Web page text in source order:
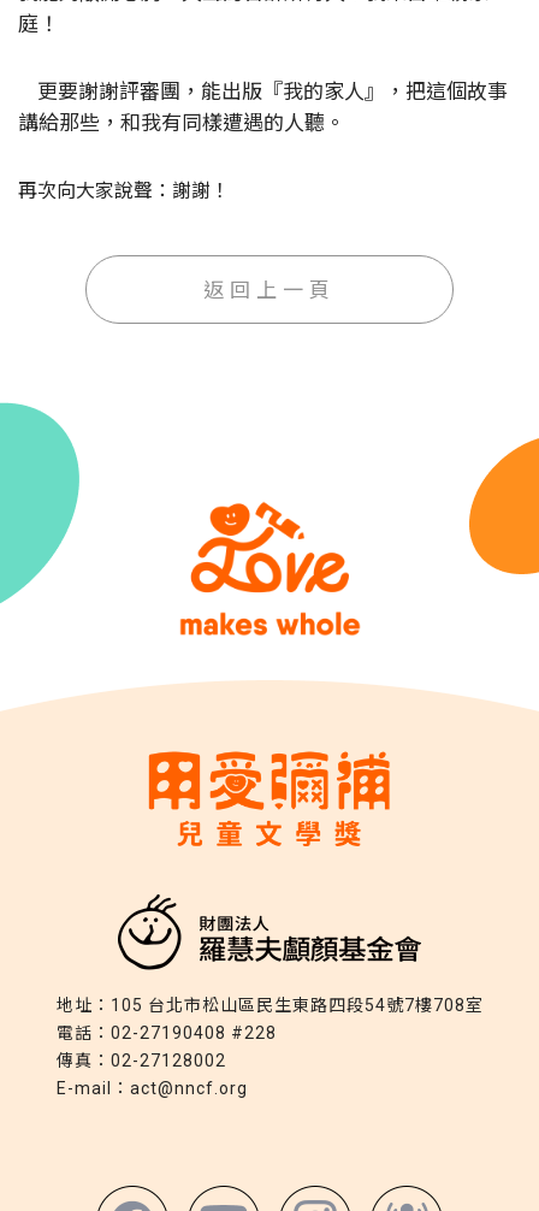
庭！
更要謝謝評審團，能出版『我的家人』，把這個故事
講給那些，和我有同樣遭遇的人聽。
再次向大家說聲：謝謝！
返回上一頁
地址： 105 台北市松山區民生東路四段54號7樓708室
電話： 02-27190408 #228
傳真： 02-27128002
E-mail： act@nncf.org